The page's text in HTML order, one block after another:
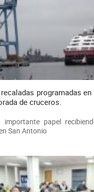
programadas
de cruceros.
importante papel
San Antonio